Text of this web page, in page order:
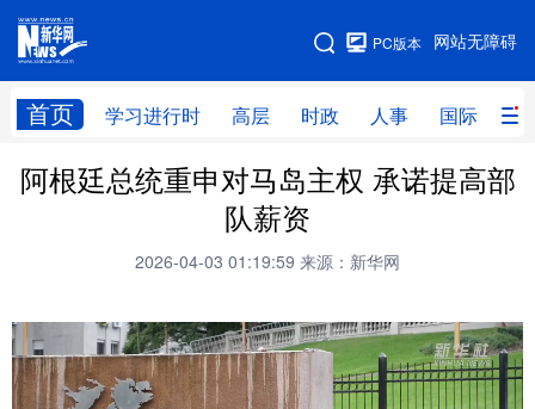
网站无障碍
PC版本
首页 学习进行时 高层 时政 人事 国际 财
网站地图
学习进行时 高层 时政 人事
科创 量子 体育
文化 书画 健康 军事
阿根廷总统重申对马岛主权 承诺提高部
队薪资
2026-04-03 01:19:59 来源：新华网